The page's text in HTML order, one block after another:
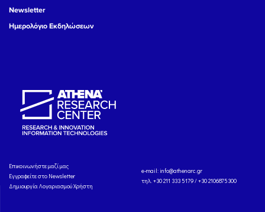
Newsletter
Ημερολόγιο Εκδηλώσεων
Eπικοινωνήστε μαζί μας
Εγγραφείτε στο Newsletter
Δημιουργία Λογαριασμού Χρήστη
e-mail: info@athenarc.gr
τηλ. +30 211 333 5179 / +30 2106875300